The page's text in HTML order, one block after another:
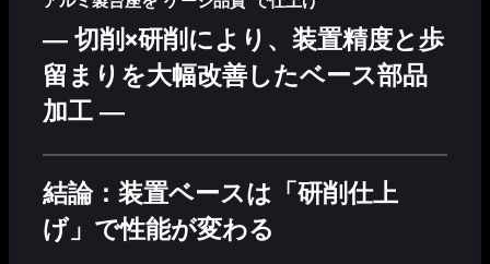
― 切削×研削により、装置精度と歩
留まりを大幅改善したベース部品
加工 ―
結論：装置ベースは「研削仕上
げ」で性能が変わる